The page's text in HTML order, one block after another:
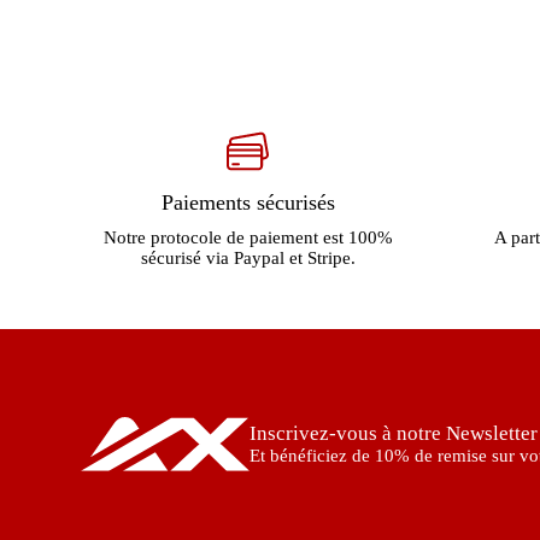
Paiements sécurisés
Notre protocole de paiement est 100%
sécurisé via Paypal et Stripe.
A
Inscrivez-vous à notre Newsletter
Et bénéficiez de 10% de remise sur